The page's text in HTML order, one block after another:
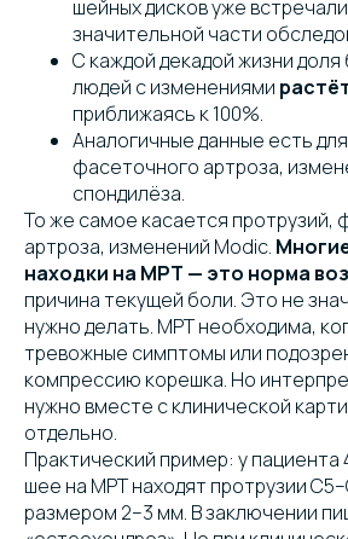
шейных дисков уже
значительной части
С каждой декадой жизни
людей с изменениями
приближаясь к 100%.
Аналогичные данные есть
фасеточного артроза,
спондилёза.
То же самое касается протрузий,
артроза, изменений Modic.
находки на МРТ — это норма
причина текущей боли. Это не
нужно делать. МРТ необходима,
тревожные симптомы или
компрессию корешка. Но
нужно вместе с клинической
отдельно.
Практический пример: у пациента
шее на МРТ находят протрузии
размером 2–3 мм. В заключении